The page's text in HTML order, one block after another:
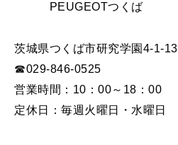
PEUGEOTつくば
茨城県つくば市研究学園4-1-13
☎029-846-0525
営業時間：10：00～18：00
定休日：毎週火曜日・水曜日